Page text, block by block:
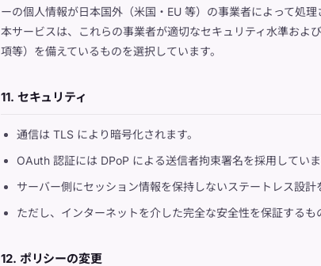
ーの個人情報が日本国外（米国・EU 等）の事業者によって処理
本サービスは、これらの事業者が適切なセキュリティ水準およ
項等）を備えているものを選択しています。
11. セキュリティ
通信は TLS により暗号化されます。
OAuth 認証には DPoP による送信者拘束署名を採用していま
サーバー側にセッション情報を保持しないステートレス設計
ただし、インターネットを介した完全な安全性を保証するも
12. ポリシーの変更